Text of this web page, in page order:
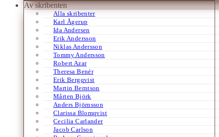
Av skribenten
Alla skribenter
Karl Ågerup
Ida Andersen
Erik Andersson
Niklas Andersson
Tommy Andersson
Robert Azar
Theresa Benér
Erik Bergqvist
Martin Berntson
Mårten Björk
Anders Björnsson
Clarissa Blomqvist
Cecilia Carlander
Jacob Carlson